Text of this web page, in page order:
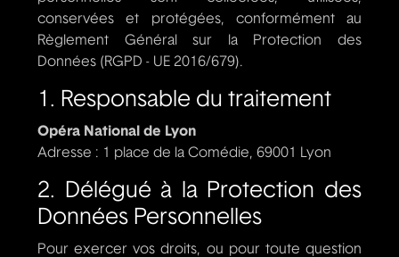
conservées et protégées, conformément au
Règlement Général sur la Protection des
Données (RGPD - UE 2016/679).
1. Responsable du traitement
Opéra National de Lyon
Adresse : 1 place de la Comédie, 69001 Lyon
2. Délégué à la Protection des
Données Personnelles
Pour exercer vos droits, ou pour toute question